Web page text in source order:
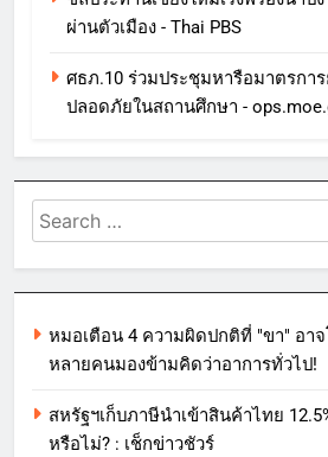
ผ่านตัวเมือง - Thai PBS
ศธภ.10 ร่วมประชุมหารือมาตรกา
ปลอดภัยในสถานศึกษา -
Search
for:
หมอเตือน 4 ความผิดปกติที่ "ขา" อาจ
หลายคนมองข้ามคิดว่าอาการทั่วไป!
สหรัฐฯเก็บภาษีนำเข้าสินค้าไทย
หรือไม่? : เช็กข่าวชัวร์